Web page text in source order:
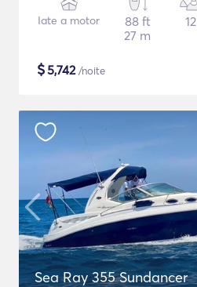
Iate a motor
88 ft
27 m
12
$5,742/noite
Sea Ray 355 Sundancer